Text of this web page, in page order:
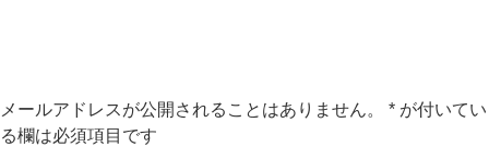
メールアドレスが公開されることはありません。 * が付いてい
る欄は必須項目です